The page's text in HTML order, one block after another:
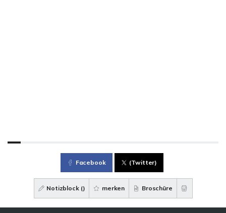
Facebook (Twitter)
Notizblock () merken Broschüre